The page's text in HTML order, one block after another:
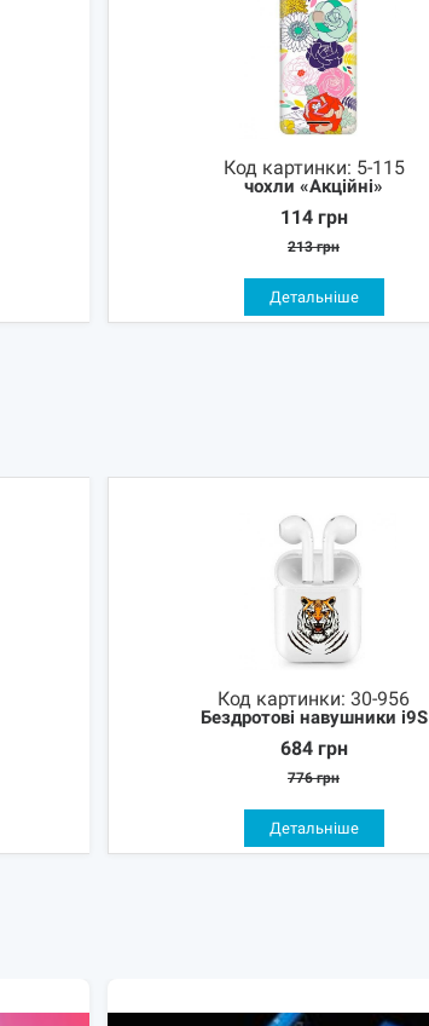
Код картинки: 5-115
чохли «Акційні»
114 грн
213 грн
Детальніше
Код картинки: 30-956
Бездротові навушники i9S
684 грн
776 грн
Детальніше